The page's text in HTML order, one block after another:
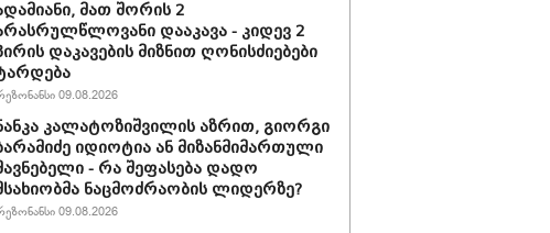
მათ შორის 2
დააკავა - კიდევ 2
დაკავების მიზნით ღონისძიებები
09.08.2026
კალატოზიშვილის აზრით, გიორგი
იდიოტია ან მი­ზან­მი­მარ­თუ­ლი
- რა შეფასება დადო
ნაცმოძრაობის ლიდერზე?
09.08.2026